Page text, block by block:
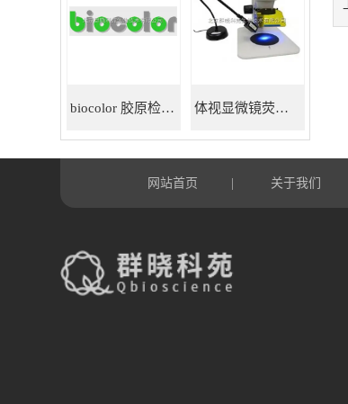
biocolor 胶原检测试剂盒 体视显微镜荧光适配器
网站首页 关于我们